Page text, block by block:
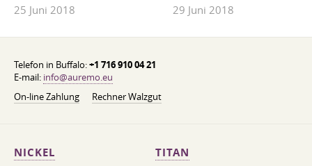
25 Juni 2018 29 Juni 2018
Telefon in Buffalo:+1 716 910 04 21
E-mail: info@auremo.eu
On-line Zahlung
Rechner Walzgut
NICKEL TITAN